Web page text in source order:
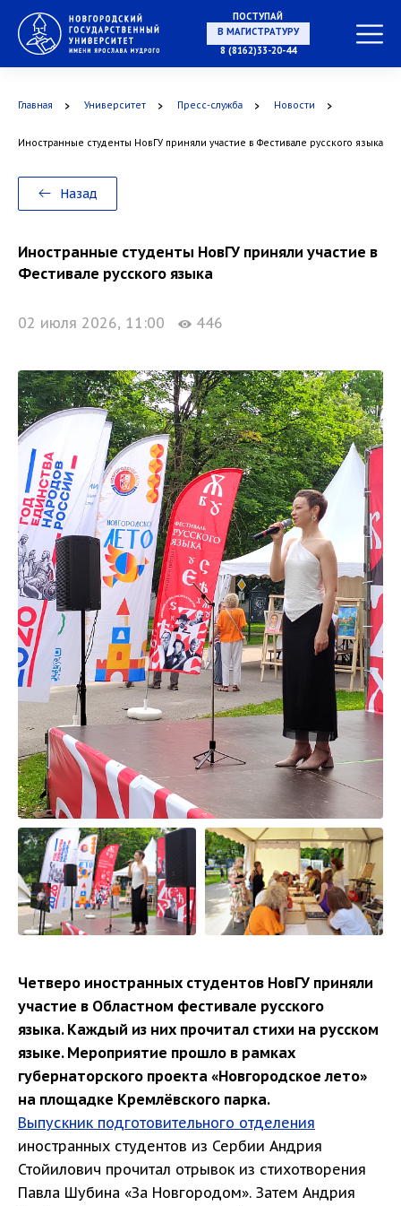
ПОСТУПАЙ
НА СПЕЦИАЛИТЕТ
В МАГИСТРАТУРУ
В АСПИРАНТУРУ
8 (8162)33-20-44
Главная Университет Пресс-служба Новости
Иностранные студенты НовГУ приняли участие в Фестивале русского языка
Назад
Иностранные студенты НовГУ приняли участие в
Фестивале русского языка
02 июля 2026, 11:00 446
Четверо иностранных студентов НовГУ приняли
участие в Областном фестивале русского
языка. Каждый из них прочитал стихи на русском
языке. Мероприятие прошло в рамках
губернаторского проекта «Новгородское лето»
на площадке Кремлёвского парка.
Выпускник подготовительного отделения
иностранных студентов из Сербии Андрия
Стойилович прочитал отрывок из стихотворения
Павла Шубина «За Новгородом». Затем Андрия